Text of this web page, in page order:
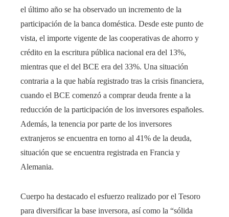
el último año se ha observado un incremento de la
participación de la banca doméstica. Desde este punto de
vista, el importe vigente de las cooperativas de ahorro y
crédito en la escritura pública nacional era del 13%,
mientras que el del BCE era del 33%. Una situación
contraria a la que había registrado tras la crisis financiera,
cuando el BCE comenzó a comprar deuda frente a la
reducción de la participación de los inversores españoles.
Además, la tenencia por parte de los inversores
extranjeros se encuentra en torno al 41% de la deuda,
situación que se encuentra registrada en Francia y
Alemania.
Cuerpo ha destacado el esfuerzo realizado por el Tesoro
para diversificar la base inversora, así como la “sólida